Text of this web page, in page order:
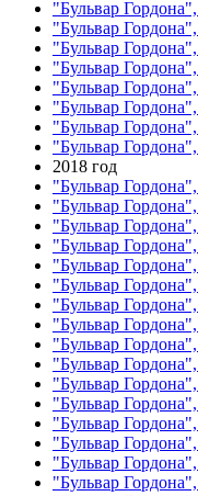
"Бульвар
"Бульвар
"Бульвар
"Бульвар
"Бульвар
"Бульвар
"Бульвар
"Бульвар
2018 год
"Бульвар
"Бульвар
"Бульвар
"Бульвар
"Бульвар
"Бульвар
"Бульвар
"Бульвар
"Бульвар
"Бульвар
"Бульвар
"Бульвар
"Бульвар
"Бульвар
"Бульвар
"Бульвар